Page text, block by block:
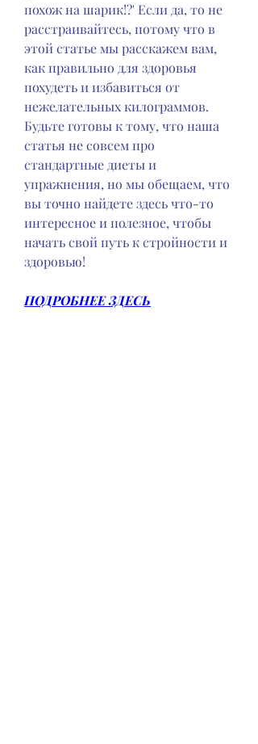
похож на шарик!?' Если да, то не
расстраивайтесь, потому что в
этой статье мы расскажем вам,
как правильно для здоровья
похудеть и избавиться от
нежелательных килограммов.
Будьте готовы к тому, что наша
статья не совсем про
стандартные диеты и
упражнения, но мы обещаем, что
вы точно найдете здесь что-то
интересное и полезное, чтобы
начать свой путь к стройности и
здоровью!
ПОДРОБНЕЕ ЗДЕСЬ